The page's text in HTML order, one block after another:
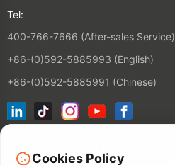
Tel:
400-766-7666 (After-sales Service)
+86-(0)592-5885993 (English)
+86-(0)592-5885991 (Chinese)
Sertai Senarai Emel Kami
Cookies Policy